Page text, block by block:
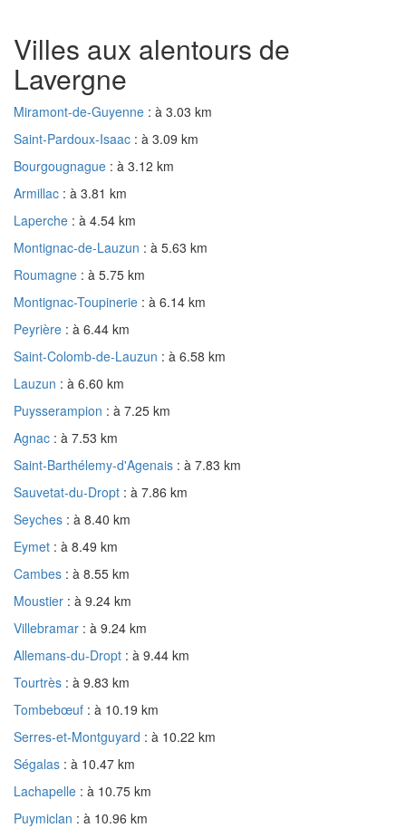
Villes aux alentours de
Lavergne
Miramont-de-Guyenne : à 3.03 km
Saint-Pardoux-Isaac : à 3.09 km
Bourgougnague : à 3.12 km
Armillac : à 3.81 km
Laperche : à 4.54 km
Montignac-de-Lauzun : à 5.63 km
Roumagne : à 5.75 km
Montignac-Toupinerie : à 6.14 km
Peyrière : à 6.44 km
Saint-Colomb-de-Lauzun : à 6.58 km
Lauzun : à 6.60 km
Puysserampion : à 7.25 km
Agnac : à 7.53 km
Saint-Barthélemy-d'Agenais : à 7.83 km
Sauvetat-du-Dropt : à 7.86 km
Seyches : à 8.40 km
Eymet : à 8.49 km
Cambes : à 8.55 km
Moustier : à 9.24 km
Villebramar : à 9.24 km
Allemans-du-Dropt : à 9.44 km
Tourtrès : à 9.83 km
Tombebœuf : à 10.19 km
Serres-et-Montguyard : à 10.22 km
Ségalas : à 10.47 km
Lachapelle : à 10.75 km
Puymiclan : à 10.96 km